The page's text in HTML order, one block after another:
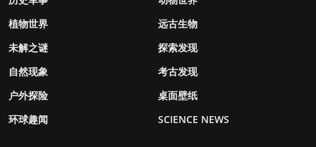
植物世界
远古生物
未解之谜
探索发现
自然现象
考古发现
户外探险
桌面壁纸
环球趣闻
SCIENCE NEWS